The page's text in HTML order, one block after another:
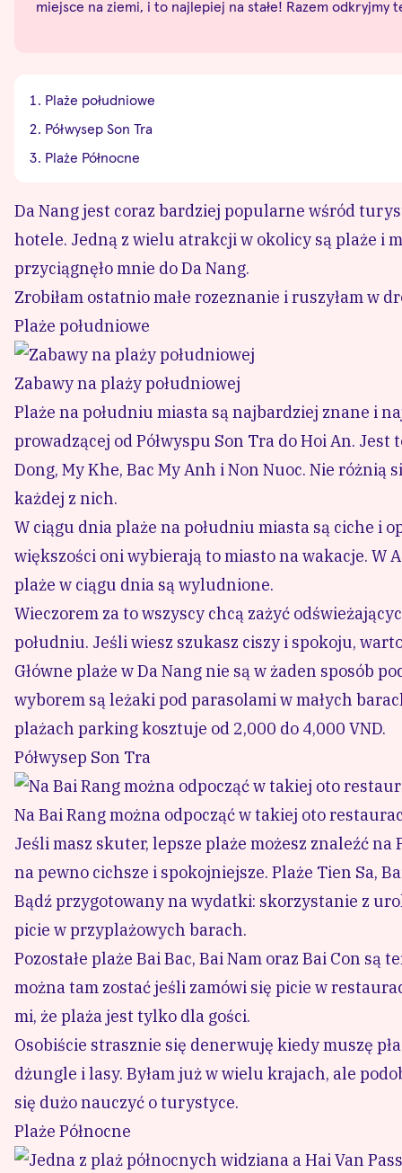
miejsce na ziemi, i to najlepiej na stałe! Razem odkryjmy
Plaże południowe
Półwysep Son Tra
Plaże Północne
Da Nang jest coraz bardziej popularne wśród
hotele. Jedną z wielu atrakcji w okolicy są plaże i
przyciągnęło mnie doDa Nang.
Zrobiłam ostatnio małe rozeznanie i ruszyłam w
Plaże południowe
Zabawy na plaży południowej
Plaże na południu miasta są najbardziej znane i
prowadzącej od Półwyspu Son Tra doHoi An. Jest
Dong, My Khe, Bac My Anh i Non Nuoc. Nie różnią
każdej z nich.
W ciągu dnia plaże na południu miasta są ciche i
większości oni wybierają to miasto na wakacje. W
plaże w ciągu dnia są wyludnione.
Wieczorem za to wszyscy chcą zażyć
południu. Jeśli wiesz szukasz ciszy i spokoju,
Główne plaże w Da Nang nie są w żaden sposób
wyborem są leżaki pod parasolami w małych
plażach parking kosztuje od 2,000 do 4,000 VND.
Półwysep Son Tra
Na Bai Rang można odpocząć w takiej oto
Jeśli masz skuter, lepsze plaże możesz znaleźć na
na pewno cichsze i spokojniejsze. Plaże Tien Sa,
Bądź przygotowany na wydatki: skorzystanie z
picie w przyplażowych barach.
Pozostałe plaże Bai Bac, Bai Nam oraz Bai Con są
można tam zostać jeśli zamówi się picie w
mi, że plaża jest tylko dla gości.
Osobiście strasznie się denerwuję kiedy muszę
dżungle i lasy. Byłam już w wielu krajach, ale
się dużo nauczyć o turystyce.
Plaże Północne